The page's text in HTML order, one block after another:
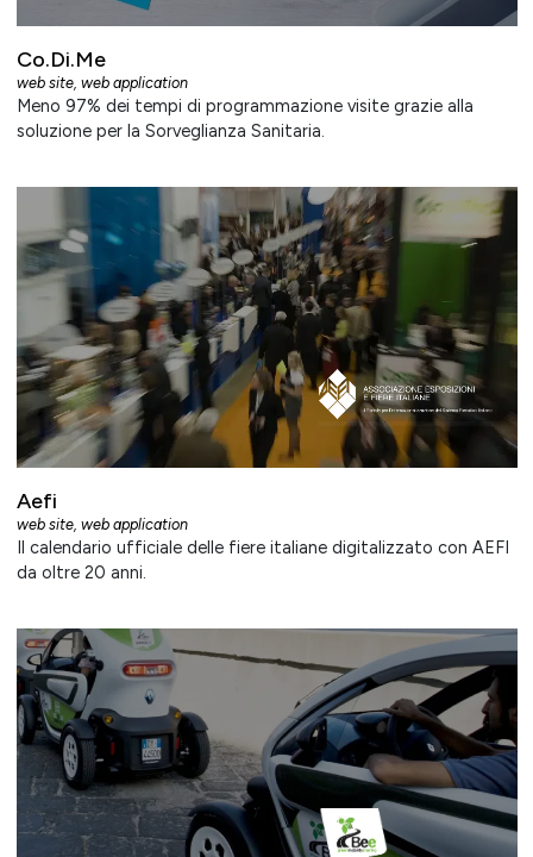
Co.Di.Me
web site, web application
Meno 97% dei tempi di programmazione visite grazie alla
soluzione per la Sorveglianza Sanitaria.
Aefi
web site, web application
Il calendario ufficiale delle fiere italiane digitalizzato con AEFI
da oltre 20 anni.